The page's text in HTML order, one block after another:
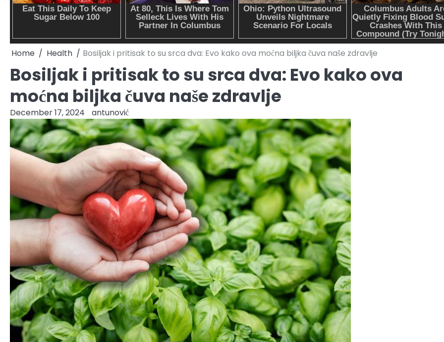
Home Health Bosiljak i pritisak to su srca dva: Evo kako ova moćna biljka čuva naše zdravlje
Bosiljak i pritisak to su srca dva: Evo kako ova
moćna biljka čuva naše zdravlje
December 17, 2024 antunović